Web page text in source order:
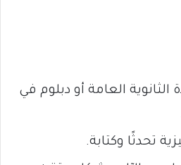
العامة أو دبلوم في
تحدثًا وكتابة.